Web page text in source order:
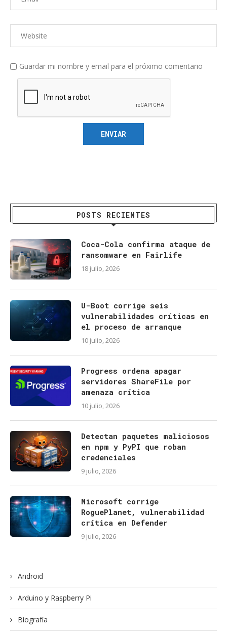
Guardar mi nombre y email para el próximo comentario
POSTS RECIENTES
Coca-Cola confirma ataque de
ransomware en Fairlife
18 julio, 2026
U-Boot corrige seis
vulnerabilidades críticas en
el proceso de arranque
10 julio, 2026
Progress ordena apagar
servidores ShareFile por
amenaza crítica
10 julio, 2026
Detectan paquetes maliciosos
en npm y PyPI que roban
credenciales
9 julio, 2026
Microsoft corrige
RoguePlanet, vulnerabilidad
crítica en Defender
9 julio, 2026
Android
Arduino y Raspberry Pi
Biografía